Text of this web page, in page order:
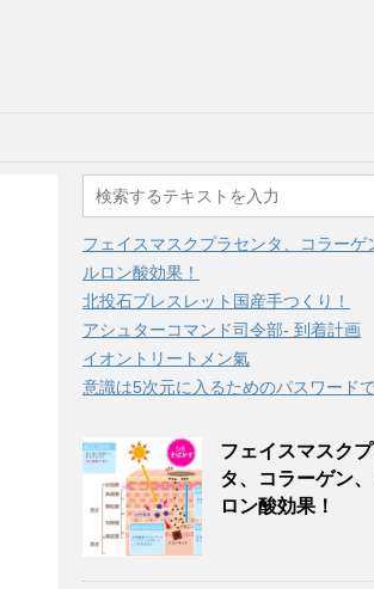
フェイスマスクプラセンタ、コラーゲ
ルロン酸効果！
北投石ブレスレット国産手つくり！
アシュターコマンド司令部- 到着計画
イオントリートメン氣
意識は5次元に入るためのパスワード
フェイスマスク
タ、コラーゲン
ロン酸効果！